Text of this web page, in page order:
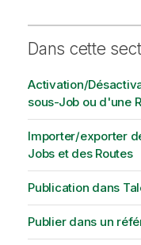
Dans cette
Activation/
sous-Job ou d'une
Importer/exporter
Jobs et des Routes
Publication dans
Publier dans un